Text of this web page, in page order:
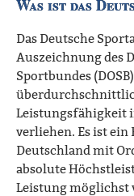
Was ist das
Das Deutsche
Auszeichnung des
Sportbundes
Leistungsfähigkeit in
verliehen. Es ist
Deutschland mit
absolute
Leistung möglichst